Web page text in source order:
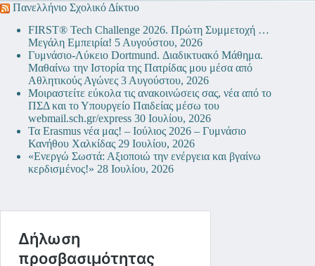
Πανελλήνιο Σχολικό Δίκτυο
FIRST® Tech Challenge 2026. Πρώτη Συμμετοχή …
Μεγάλη Εμπειρία! 5 Αυγούστου, 2026
Γυμνάσιο-Λύκειο Dortmund. Διαδικτυακό Μάθημα.
Μαθαίνω την Ιστορία της Πατρίδας μου μέσα από
Αθλητικούς Αγώνες 3 Αυγούστου, 2026
Μοιραστείτε εύκολα τις ανακοινώσεις σας, νέα από το
ΠΣΔ και το Υπουργείο Παιδείας μέσω του
webmail.sch.gr/express 30 Ιουλίου, 2026
Τα Erasmus νέα μας! – Ιούλιος 2026 – Γυμνάσιο
Κανήθου Χαλκίδας 29 Ιουλίου, 2026
«Ενεργώ Σωστά: Αξιοποιώ την ενέργεια και βγαίνω
κερδισμένος!» 28 Ιουλίου, 2026